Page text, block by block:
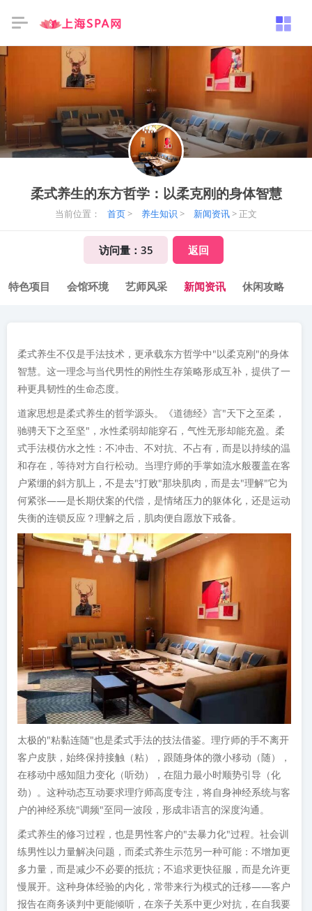
柔式养生的东方哲学：以柔克刚的身体智慧
当前位置： 首页> 养生知识 > 新闻资讯> 正文
访问量： 35 返回
特色项目 会馆环境 艺师风采 新闻资讯 休闲攻略
柔式养生不仅是手法技术，更承载东方哲学中"以柔克刚"的身体
智慧。这一理念与当代男性的刚性生存策略形成互补，提供了一
种更具韧性的生命态度。
道家思想是柔式养生的哲学源头。《道德经》言"天下之至柔，
驰骋天下之至坚"，水性柔弱却能穿石，气性无形却能充盈。柔
式手法模仿水之性：不冲击、不对抗、不占有，而是以持续的温
和存在，等待对方自行松动。当理疗师的手掌如流水般覆盖在客
户紧绷的斜方肌上，不是去"打败"那块肌肉，而是去"理解"它为
何紧张——是长期伏案的代偿，是情绪压力的躯体化，还是运动
失衡的连锁反应？理解之后，肌肉便自愿放下戒备。
太极的"粘黏连随"也是柔式手法的技法借鉴。理疗师的手不离开
客户皮肤，始终保持接触（粘），跟随身体的微小移动（随），
在移动中感知阻力变化（听劲），在阻力最小时顺势引导（化
劲）。这种动态互动要求理疗师高度专注，将自身神经系统与客
户的神经系统"调频"至同一波段，形成非语言的深度沟通。
柔式养生的修习过程，也是男性客户的"去暴力化"过程。社会训
练男性以力量解决问题，而柔式养生示范另一种可能：不增加更
多力量，而是减少不必要的抵抗；不追求更快征服，而是允许更
慢展开。这种身体经验的内化，常带来行为模式的迁移——客户
报告在商务谈判中更能倾听，在亲子关系中更少对抗，在自我要